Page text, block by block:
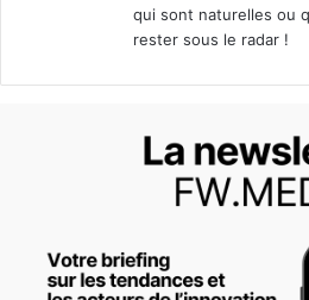
qui sont naturelles ou
rester sous le radar !